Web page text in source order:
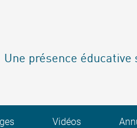
Une présence
Vidéos